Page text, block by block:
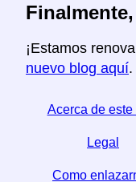
¡Estamos
nuevo blog aquí.
Acerca de este
Legal
Como